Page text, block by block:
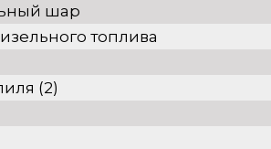
шар
топлива
(2)